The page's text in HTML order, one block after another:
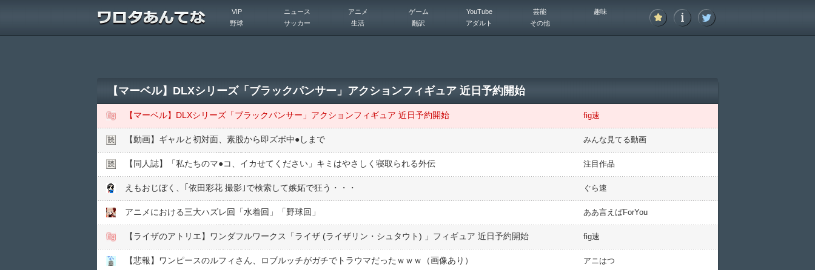
VIP ニュース アニメ ゲーム YouTube 芸能
趣味
野球
サッカー 生活 翻訳 アダルト その他
【マーベル】DLXシリーズ「ブラックパンサー」アクションフィギュア 近日予約開始
【マーベル】DLXシリーズ「ブラックパンサー」アクションフィギュア 近日予約開始 fig速
【動画】ギャルと初対面、素股から即ズボ中●︎しまで みんな見てる動画
【同人誌】「私たちのマ●︎コ、イカせてください」キミはやさしく寝取られる外伝 注目作品
えもおじぼく、｢依田彩花 撮影｣で検索して嫉妬で狂う・・・ ぐら速
アニメにおける三大ハズレ回「水着回」「野球回」 ああ言えばForYou
【ライザのアトリエ】ワンダフルワークス「ライザ (ライザリン・シュタウト) 」フィギュア 近日予約開始 fig速
【悲報】ワンピースのルフィさん、ロブルッチがガチでトラウマだったｗｗｗ（画像あり） アニはつ